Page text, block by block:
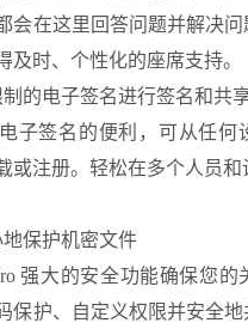
会在这里回答问题并解决问
及时、个性化的座席支持。
的电子签名进行签名和共
子签名的便利，可从任何
或注册。轻松在多个人员和
保护机密文件
强大的安全功能确保您的
保护、自定义权限并安全